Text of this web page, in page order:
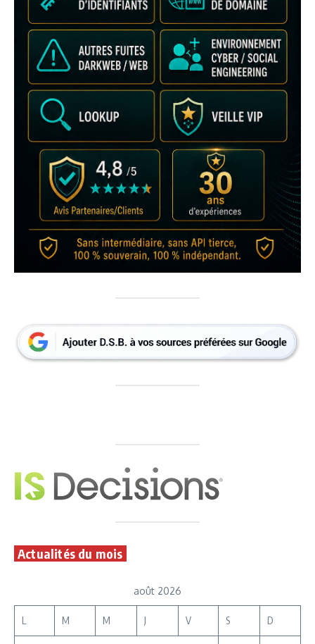
Actualités du mois
août 2026
L M M J V S D